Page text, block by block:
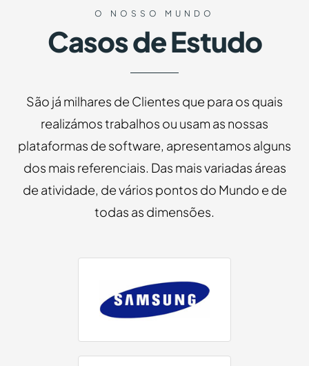
O NOSSO MUNDO
Casos de Estudo
São já milhares de Clientes que para os quais
realizámos trabalhos ou usam as nossas
plataformas de software, apresentamos alguns
dos mais referenciais. Das mais variadas áreas
de atividade, de vários pontos do Mundo e de
todas as dimensões.